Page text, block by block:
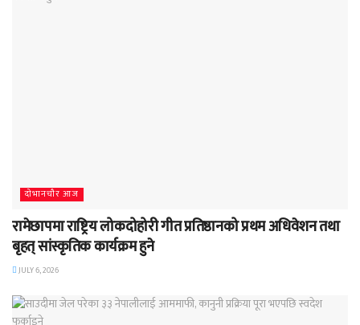
दाेभानचाैर आज
रामेछापमा राष्ट्रिय लोकदोहोरी गीत प्रतिष्ठानको प्रथम अधिवेशन तथा
बृहत् सांस्कृतिक कार्यक्रम हुने
JULY 6, 2026